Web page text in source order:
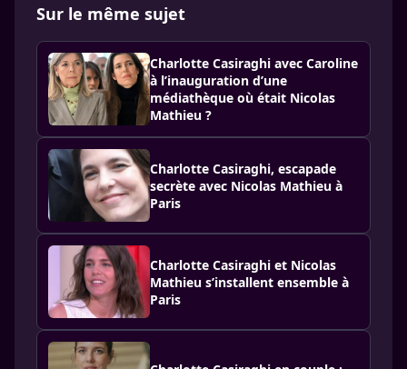
Sur le même sujet
Charlotte Casiraghi avec Caroline
à l’inauguration d’une
médiathèque où était Nicolas
Mathieu ?
Charlotte Casiraghi, escapade
secrète avec Nicolas Mathieu à
Paris
Charlotte Casiraghi et Nicolas
Mathieu s’installent ensemble à
Paris